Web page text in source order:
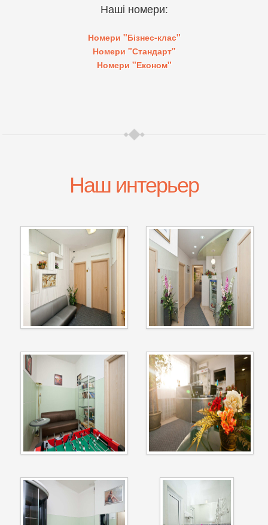
Наші номери:
Номери "Бізнес-клас"
Номери "Стандарт"
Номери "Економ"
Наш интерьер